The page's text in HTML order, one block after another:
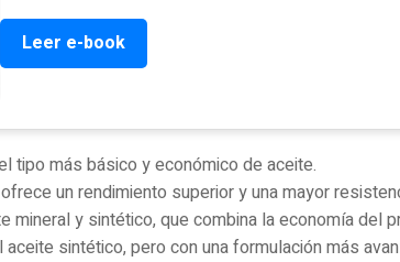
Leer e-book
tipo más básico y económico de aceite.
un rendimiento superior y una mayor
mineral y sintético, que combina la economía del
sintético, pero con una formulación más